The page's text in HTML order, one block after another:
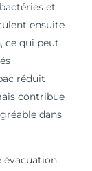
et
ensuite
ce qui peut
réduit
contribue
dans
évacuation